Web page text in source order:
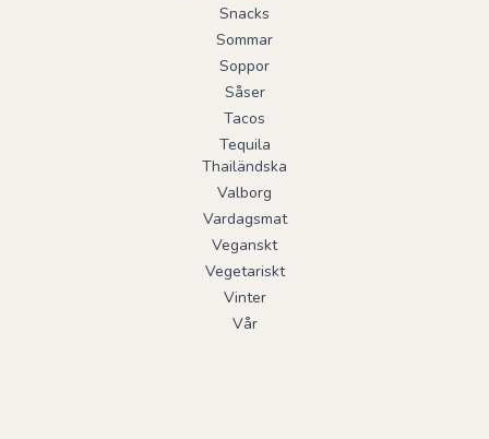
Snacks
Sommar
Soppor
Såser
Tacos
Tequila
Thailändska
Valborg
Vardagsmat
Veganskt
Vegetariskt
Vinter
Vår